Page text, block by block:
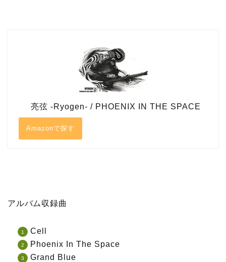
亮弦 -Ryogen- / PHOENIX IN THE SPACE
Amazonで探す
アルバム収録曲
Cell
Phoenix In The Space
Grand Blue